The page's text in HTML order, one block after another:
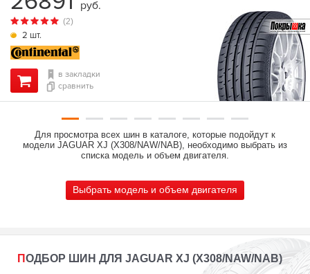
2 шт.
(2)
в закладки
сравнить
руб.
Для просмотра всех шин в каталоге, которые подойдут к
модели JAGUAR XJ (X308/NAW/NAB), необходимо выбрать из
списка модель и объем двигателя.
Выбрать модель и объем двигателя
ПОДБОР ШИН ДЛЯ JAGUAR XJ (X308/NAW/NAB)